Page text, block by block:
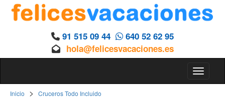
91 515 09 44
640 52 62 95
hola@felicesvacaciones.es
Inicio > Cruceros Todo Incluido